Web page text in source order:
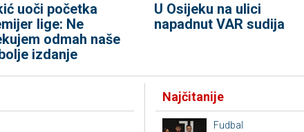
uoči početka
lige: Ne
odmah naše
izdanje
U Osijeku na ulici
napadnut VAR sudija
Najčitanije
Fudbal